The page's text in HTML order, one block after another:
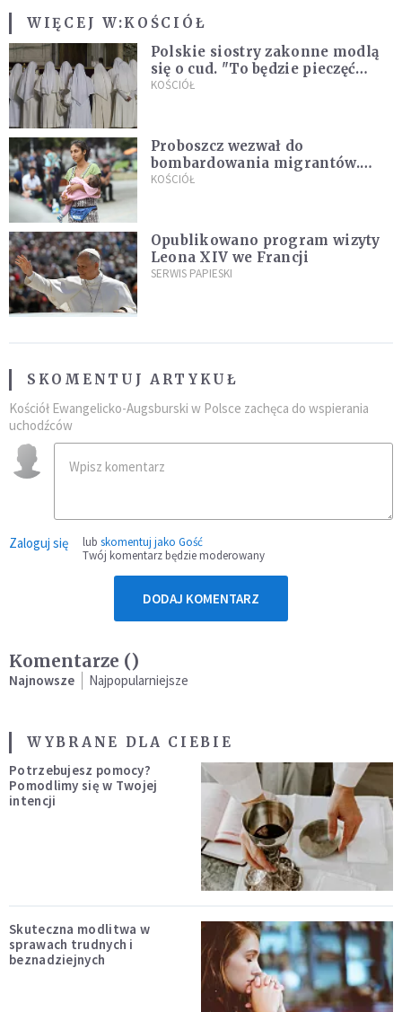
WIĘCEJ W:KOŚCIÓŁ
Polskie siostry zakonne modlą
się o cud. "To będzie pieczęć
Pana Boga dla naszej wiary"
KOŚCIÓŁ
Proboszcz wezwał do
bombardowania migrantów.
"Masowy ogień przeciwko
KOŚCIÓŁ
Opublikowano program wizyty
Leona XIV we Francji
SERWIS PAPIESKI
SKOMENTUJ ARTYKUŁ
Kościół Ewangelicko-Augsburski w Polsce zachęca do wspierania
uchodźców
Zaloguj się lub skomentuj jako Gość
Twój komentarz będzie moderowany
DODAJ KOMENTARZ
Komentarze ()
Najnowsze Najpopularniejsze
WYBRANE DLA CIEBIE
Potrzebujesz pomocy?
Pomodlimy się w Twojej
intencji
Skuteczna modlitwa w
sprawach trudnych i
beznadziejnych